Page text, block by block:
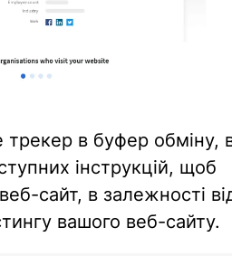
трекер в буфер обміну,
інструкцій, щоб
сайт, в залежності
вашого веб-сайту.